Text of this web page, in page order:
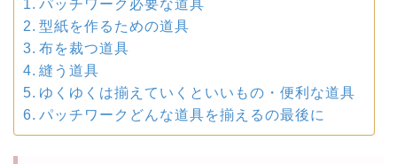
パッチワーク必要な道具
型紙を作るための道具
布を裁つ道具
縫う道具
ゆくゆくは揃えていくといいもの・便利な道具
パッチワークどんな道具を揃えるの最後に